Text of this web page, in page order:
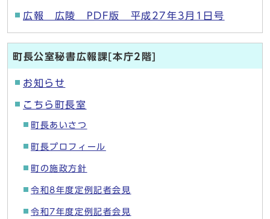
広報 広陵 PDF版 平成27年3月1日号
町長公室秘書広報課[本庁2階]
お知らせ
こちら町長室
町長あいさつ
町長プロフィール
町の施政方針
令和8年度定例記者会見
令和7年度定例記者会見